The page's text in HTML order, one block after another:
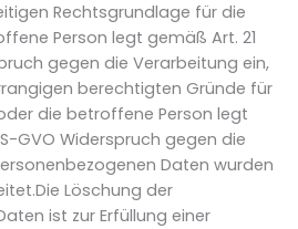
Rechtsgrundlage für die
Person legt gemäß Art. 21
gegen die Verarbeitung ein,
berechtigten Gründe für
die betroffene Person legt
GVO Widerspruch gegen die
Daten wurden
Löschung der
ist zur Erfüllung einer